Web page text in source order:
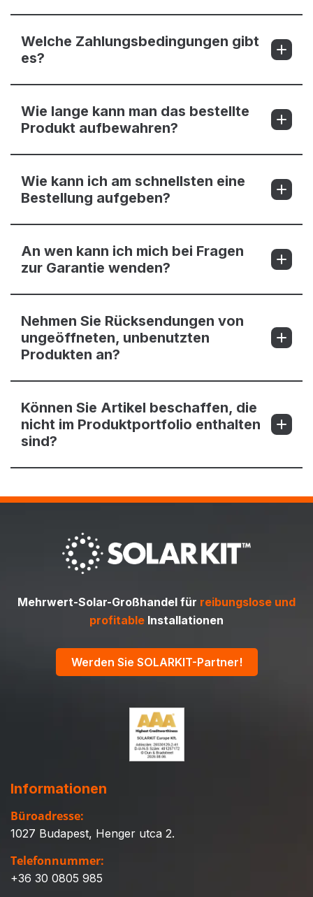
Welche Zahlungsbedingungen gibt
es?
Wie lange kann man das bestellte
Produkt aufbewahren?
Wie kann ich am schnellsten eine
Bestellung aufgeben?
An wen kann ich mich bei Fragen
zur Garantie wenden?
Nehmen Sie Rücksendungen von
ungeöffneten, unbenutzten
Produkten an?
Können Sie Artikel beschaffen, die
nicht im Produktportfolio enthalten
sind?
Mehrwert-Solar-Großhandel für reibungslose und
profitable Installationen
Werden Sie SOLARKIT-Partner!
Informationen
Büroadresse:
1027 Budapest, Henger utca 2.
Telefonnummer:
+36 30 0805 985